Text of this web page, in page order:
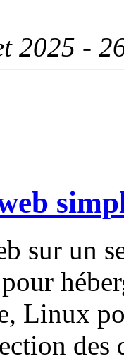
2025 -
sur un
Linux
des